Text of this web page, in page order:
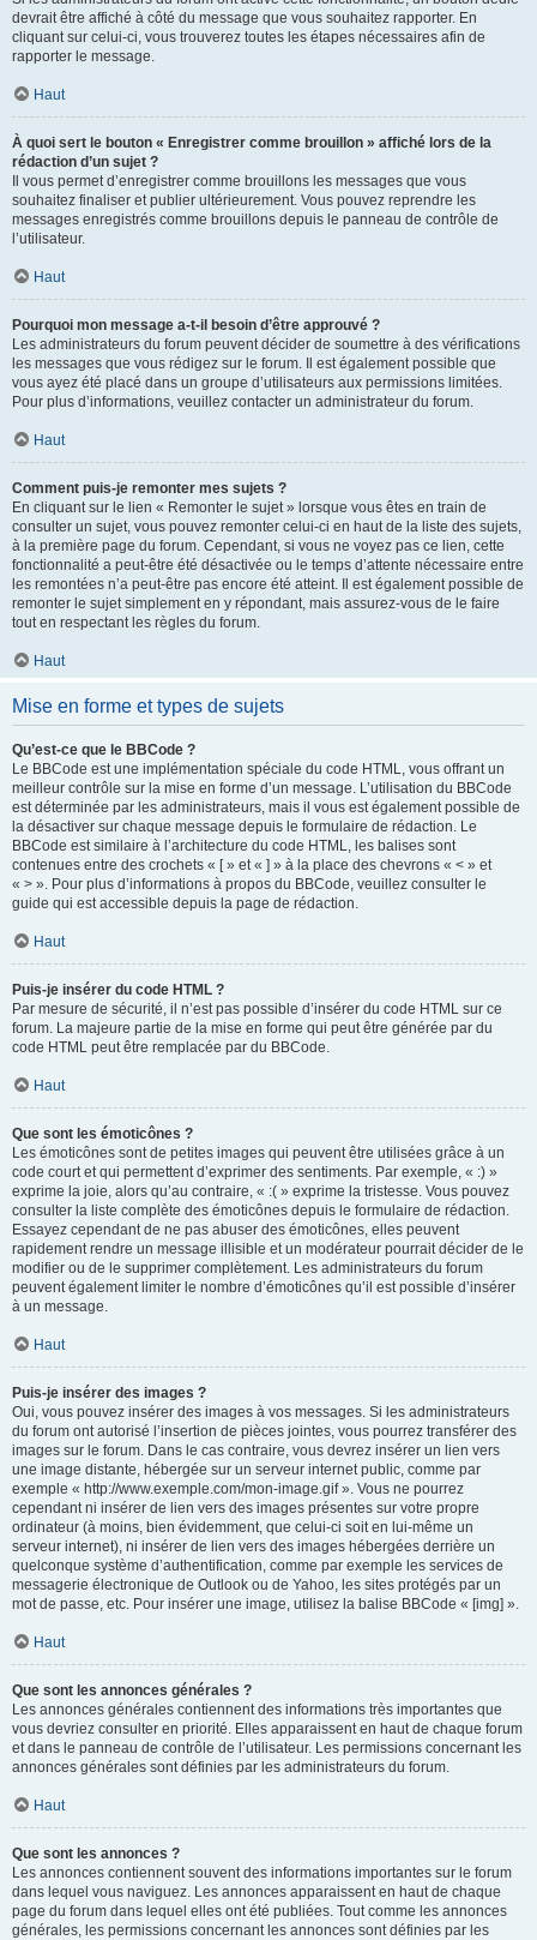
devrait être affiché à côté du message que vous souhaitez rapporter. En
cliquant sur celui-ci, vous trouverez toutes les étapes nécessaires afin de
rapporter le message.
Haut
À quoi sert le bouton « Enregistrer comme brouillon » affiché lors de la
rédaction d’un sujet ?
Il vous permet d’enregistrer comme brouillons les messages que vous
souhaitez finaliser et publier ultérieurement. Vous pouvez reprendre les
messages enregistrés comme brouillons depuis le panneau de contrôle de
l’utilisateur.
Haut
Pourquoi mon message a-t-il besoin d’être approuvé ?
Les administrateurs du forum peuvent décider de soumettre à des vérifications
les messages que vous rédigez sur le forum. Il est également possible que
vous ayez été placé dans un groupe d’utilisateurs aux permissions limitées.
Pour plus d’informations, veuillez contacter un administrateur du forum.
Haut
Comment puis-je remonter mes sujets ?
En cliquant sur le lien « Remonter le sujet » lorsque vous êtes en train de
consulter un sujet, vous pouvez remonter celui-ci en haut de la liste des sujets,
à la première page du forum. Cependant, si vous ne voyez pas ce lien, cette
fonctionnalité a peut-être été désactivée ou le temps d’attente nécessaire entre
les remontées n’a peut-être pas encore été atteint. Il est également possible de
remonter le sujet simplement en y répondant, mais assurez-vous de le faire
tout en respectant les règles du forum.
Haut
Mise en forme et types de sujets
Qu’est-ce que le BBCode ?
Le BBCode est une implémentation spéciale du code HTML, vous offrant un
meilleur contrôle sur la mise en forme d’un message. L’utilisation du BBCode
est déterminée par les administrateurs, mais il vous est également possible de
la désactiver sur chaque message depuis le formulaire de rédaction. Le
BBCode est similaire à l’architecture du code HTML, les balises sont
contenues entre des crochets « [ » et « ] » à la place des chevrons « < » et
« > ». Pour plus d’informations à propos du BBCode, veuillez consulter le
guide qui est accessible depuis la page de rédaction.
Haut
Puis-je insérer du code HTML ?
Par mesure de sécurité, il n’est pas possible d’insérer du code HTML sur ce
forum. La majeure partie de la mise en forme qui peut être générée par du
code HTML peut être remplacée par du BBCode.
Haut
Que sont les émoticônes ?
Les émoticônes sont de petites images qui peuvent être utilisées grâce à un
code court et qui permettent d’exprimer des sentiments. Par exemple, « :) »
exprime la joie, alors qu’au contraire, « :( » exprime la tristesse. Vous pouvez
consulter la liste complète des émoticônes depuis le formulaire de rédaction.
Essayez cependant de ne pas abuser des émoticônes, elles peuvent
rapidement rendre un message illisible et un modérateur pourrait décider de le
modifier ou de le supprimer complètement. Les administrateurs du forum
peuvent également limiter le nombre d’émoticônes qu’il est possible d’insérer
à un message.
Haut
Puis-je insérer des images ?
Oui, vous pouvez insérer des images à vos messages. Si les administrateurs
du forum ont autorisé l’insertion de pièces jointes, vous pourrez transférer des
images sur le forum. Dans le cas contraire, vous devrez insérer un lien vers
une image distante, hébergée sur un serveur internet public, comme par
exemple « http://www.exemple.com/mon-image.gif ». Vous ne pourrez
cependant ni insérer de lien vers des images présentes sur votre propre
ordinateur (à moins, bien évidemment, que celui-ci soit en lui-même un
serveur internet), ni insérer de lien vers des images hébergées derrière un
quelconque système d’authentification, comme par exemple les services de
messagerie électronique de Outlook ou de Yahoo, les sites protégés par un
mot de passe, etc. Pour insérer une image, utilisez la balise BBCode « [img] ».
Haut
Que sont les annonces générales ?
Les annonces générales contiennent des informations très importantes que
vous devriez consulter en priorité. Elles apparaissent en haut de chaque forum
et dans le panneau de contrôle de l’utilisateur. Les permissions concernant les
annonces générales sont définies par les administrateurs du forum.
Haut
Que sont les annonces ?
Les annonces contiennent souvent des informations importantes sur le forum
dans lequel vous naviguez. Les annonces apparaissent en haut de chaque
page du forum dans lequel elles ont été publiées. Tout comme les annonces
générales, les permissions concernant les annonces sont définies par les